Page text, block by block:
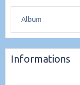
Album
Informations